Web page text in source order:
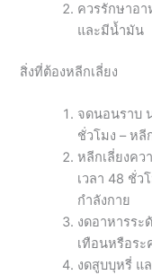
ควรรักษาอา
และมีน้ำมัน
สิ่งที่ต้องหลีกเลี่ยง
จดนอนราบ
ชั่วโมง – หลี
หลีกเลี่ยงคว
เวลา 48 ชั่ว
กำลังกาย
งดอาหารระ
เทือนหรือระ
งดสูบบุหรี่ แ